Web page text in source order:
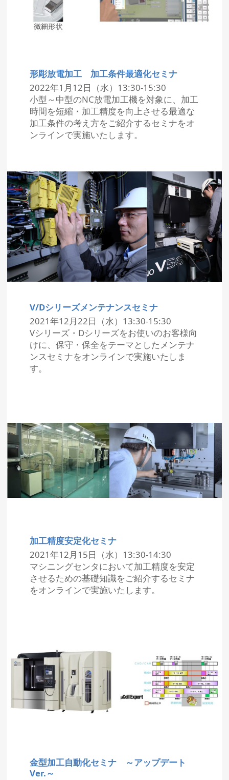
形彫放電加工 加工条件最適化セミナ
2022年1月12日（水）13:30-15:30
小型～中型のNC放電加工機を対象に、加工
時間を短縮・加工精度を向上させる最適な
加工条件の考え方をご紹介するセミナをオ
ンラインで実施いたします。
V/Dシリーズメンテナンスセミナ
2021年12月22日（水）13:30-15:30
Vシリーズ・Dシリーズをお使いのお客様向
けに、保守・保全をテーマとしたメンテナ
ンスセミナをオンラインで実施いたしま
す。
加工精度安定化セミナ
2021年12月15日（水）13:30-14:30
マシニングセンタにおいて加工精度を安定
させるための基礎知識をご紹介するセミナ
をオンラインで実施いたします。
金型加工自動化セミナ ～アップデート
Ver.～